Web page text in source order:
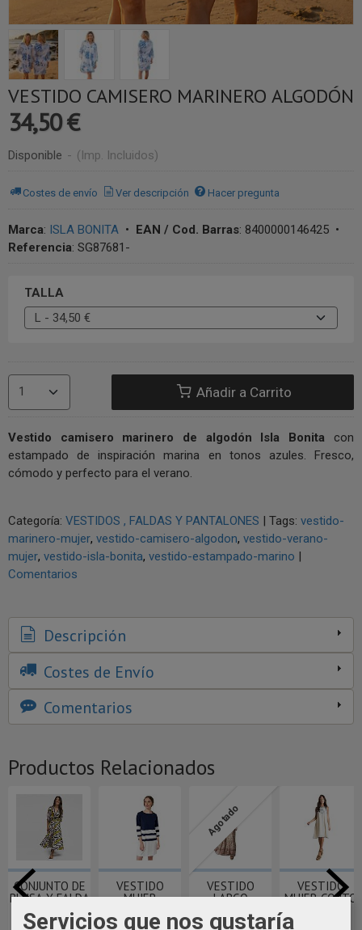
VESTIDO CAMISERO MARINERO ALGODÓN
34,50 €
Disponible - (Imp. Incluidos)
Costes de envío Ver descripción Hacer pregunta
Marca: ISLA BONITA • EAN / Cod. Barras: 8400000146425 •
Referencia: SG87681-
TALLA
Añadir a Carrito
Vestido camisero marinero de algodón Isla Bonita con
estampado de inspiración marina en tonos azules. Fresco,
cómodo y perfecto para el verano.
Categoría: VESTIDOS , FALDAS Y PANTALONES | Tags: vestido-
marinero-mujer vestido-camisero-algodon vestido-verano-
mujer vestido-isla-bonita vestido-estampado-marino |
Comentarios
Descripción
Costes de Envío
Comentarios
Productos Relacionados
CONJUNTO DE
BLUSA Y FALDA
TANTREND ~
VESTIDO
MUJER
RAYAS BATELA
Agotado
VESTIDO
LARGO
TIRANTES
TANTREND
VESTIDO
MUJER CORTO
BORDADO...
Servicios que nos gustaría